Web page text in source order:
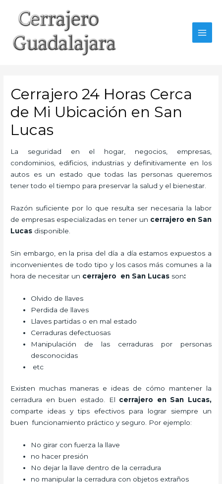
contenido
Cerrajero 24 Horas Cerca
de Mi Ubicación en San
Lucas
La seguridad en el hogar, negocios, empresas,
condominios, edificios, industrias y definitivamente en los
autos es un estado que todas las personas queremos
tener todo el tiempo para preservar la salud y el bienestar.
Razón suficiente por lo que resulta ser necesaria la labor
de empresas especializadas en tener un cerrajero en San
Lucas disponible.
Sin embargo, en la prisa del día a día estamos expuestos a
inconvenientes de todo tipo y los casos más comunes a la
hora de necesitar un cerrajero en San Lucas son:
Olvido de llaves
Perdida de llaves
Llaves partidas o en mal estado
Cerraduras defectuosas
Manipulación de las cerraduras por personas
desconocidas
etc
Existen muchas maneras e ideas de cómo mantener la
cerradura en buen estado. El cerrajero en San Lucas,
comparte ideas y tips efectivos para lograr siempre un
buen funcionamiento práctico y seguro. Por ejemplo:
No girar con fuerza la llave
no hacer presión
No dejar la llave dentro de la cerradura
no manipular la cerradura con objetos extraños